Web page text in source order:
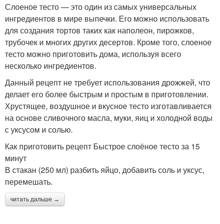
Слоеное тесто — это один из самых универсальных
ингредиентов в мире выпечки. Его можно использовать
для создания тортов таких как наполеон, пирожков,
трубочек и многих других десертов. Кроме того, слоеное
тесто можно приготовить дома, используя всего
несколько ингредиентов.
Данный рецепт не требует использования дрожжей, что
делает его более быстрым и простым в приготовлении.
Хрустящее, воздушное и вкусное тесто изготавливается
на основе сливочного масла, муки, яиц и холодной воды
с уксусом и солью.
Как приготовить рецепт Быстрое слоёное тесто за 15
минут
В стакан (250 мл) разбить яйцо, добавить соль и уксус,
перемешать.
читать дальше →